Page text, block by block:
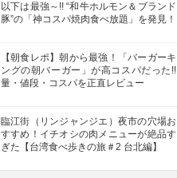
以下は最強～!! “和牛ホルモン＆ブランド
豚”の「神コスパ焼肉食べ放題」を発見！
【朝食レポ】朝から最強！「バーガーキ
ングの朝バーガー」が高コスパだった!!
量・値段・コスパを正直レビュー
臨江街（リンジャンジエ）夜市の穴場お
すすめ！イチオシの肉メニューが絶品す
ぎた【台湾食べ歩きの旅＃2 台北編】